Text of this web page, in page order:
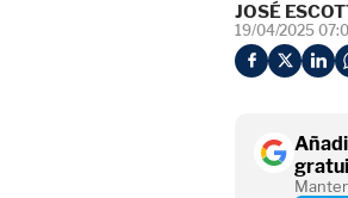
JOSÉ
19/04/2025